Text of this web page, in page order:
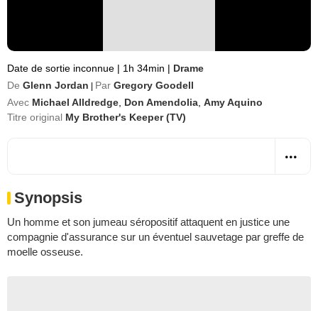
Date de sortie inconnue | 1h 34min | Drame
De Glenn Jordan Par Gregory Goodell
Avec Michael Alldredge Don Amendolia Amy Aquino
Titre original My Brother's Keeper (TV)
Synopsis
Un homme et son jumeau séropositif attaquent en justice une
compagnie d'assurance sur un éventuel sauvetage par greffe de
moelle osseuse.